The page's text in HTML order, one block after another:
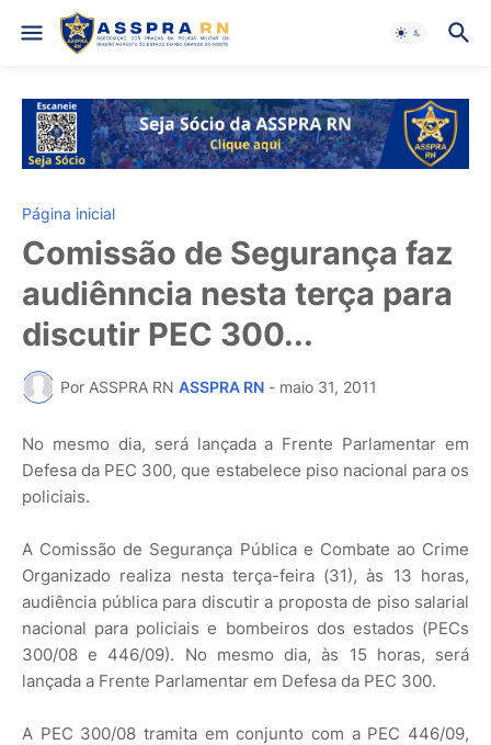
Página inicial
Comissão de Segurança faz
audiênncia nesta terça para
discutir PEC 300...
Por ASSPRA RN ASSPRA RN - maio 31, 2011
No mesmo dia, será lançada a Frente Parlamentar em
Defesa da PEC 300, que estabelece piso nacional para os
policiais.
A Comissão de Segurança Pública e Combate ao Crime
Organizado realiza nesta terça-feira (31), às 13 horas,
audiência pública para discutir a proposta de piso salarial
nacional para policiais e bombeiros dos estados (PECs
300/08 e 446/09). No mesmo dia, às 15 horas, será
lançada a Frente Parlamentar em Defesa da PEC 300.
A PEC 300/08 tramita em conjunto com a PEC 446/09,